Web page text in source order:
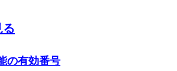
る
の有効番号